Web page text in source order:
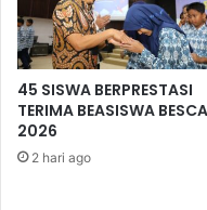
45 SISWA BERPRESTASI
TERIMA BEASISWA BESCA
2026
2 hari ago